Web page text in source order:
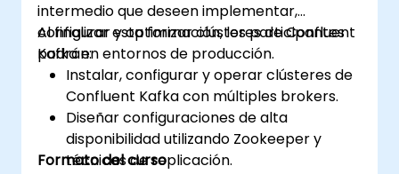
intermedio que deseen implementar,
configurar y optimizar clústeres de Confluent
Kafka en entornos de producción.
Al finalizar esta formación, los participantes
podrán:
Instalar, configurar y operar clústeres de
Confluent Kafka con múltiples brokers.
Diseñar configuraciones de alta
disponibilidad utilizando Zookeeper y
técnicas de replicación.
Formato del curso